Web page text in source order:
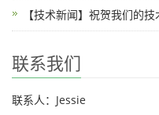
【技术新闻】祝贺我们的
联系我们
联系人：Jessie